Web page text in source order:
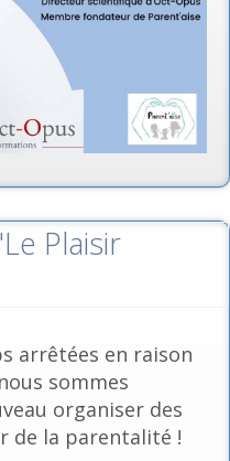
Plaisir
arrêtées en raison
sommes
organiser des
de la parentalité !